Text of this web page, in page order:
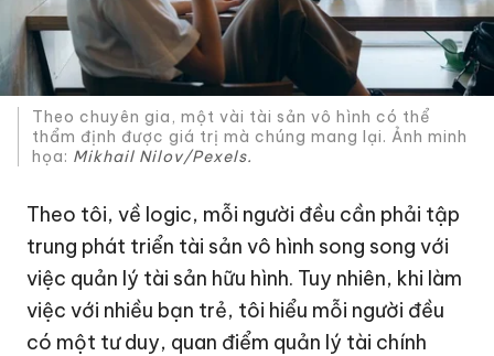
Theo chuyên gia, một vài tài sản vô hình có thể
thẩm định được giá trị mà chúng mang lại. Ảnh minh
họa: Mikhail Nilov/Pexels.
Theo tôi, về logic, mỗi người đều cần phải tập
trung phát triển tài sản vô hình song song với
việc quản lý tài sản hữu hình. Tuy nhiên, khi làm
việc với nhiều bạn trẻ, tôi hiểu mỗi người đều
có một tư duy, quan điểm quản lý tài chính